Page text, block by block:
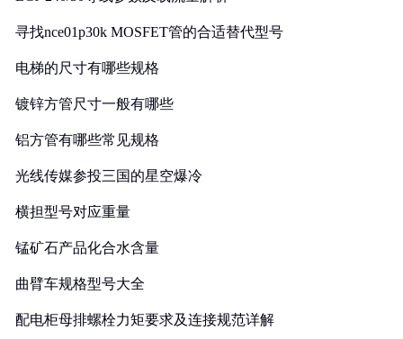
寻找nce01p30k MOSFET管的合适替代型号
电梯的尺寸有哪些规格
镀锌方管尺寸一般有哪些
铝方管有哪些常见规格
光线传媒参投三国的星空爆冷
横担型号对应重量
锰矿石产品化合水含量
曲臂车规格型号大全
配电柜母排螺栓力矩要求及连接规范详解